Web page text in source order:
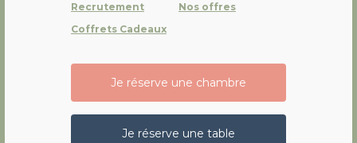
Recrutement
Nos offres
Coffrets Cadeaux
Je réserve une chambre
Je réserve une table